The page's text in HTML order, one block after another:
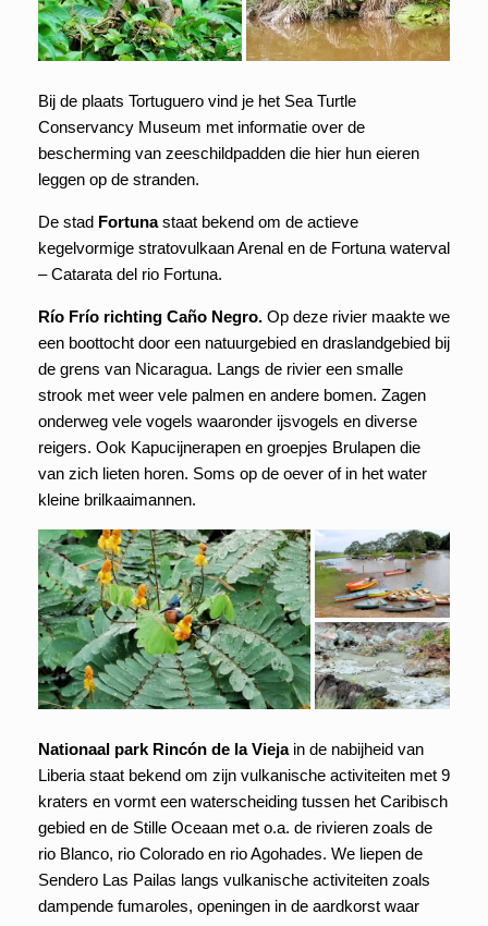
Bij de plaats Tortuguero vind je het Sea Turtle
Conservancy Museum met informatie over de
bescherming van zeeschildpadden die hier hun eieren
leggen op de stranden.
De stad Fortunastaat bekend om de actieve
kegelvormige stratovulkaan Arenal en de Fortuna waterval
– Catarata del rio Fortuna.
Río Frío richting Caño Negro. Op deze rivier maakte we
een boottocht door een natuurgebied en draslandgebied bij
de grens van Nicaragua. Langs de rivier een smalle
strook met weer vele palmen en andere bomen. Zagen
onderweg vele vogels waaronder ijsvogels en diverse
reigers. Ook Kapucijnerapen en groepjes Brulapen die
van zich lieten horen. Soms op de oever of in het water
kleine brilkaaimannen.
Nationaal park Rincón de la Viejain de nabijheid van
Liberia staat bekend om zijn vulkanische activiteiten met 9
kraters en vormt een waterscheiding tussen het Caribisch
gebied en de Stille Oceaan met o.a. de rivieren zoals de
rio Blanco, rio Colorado en rio Agohades. We liepen de
Sendero Las Pailas langs vulkanische activiteiten zoals
dampende fumaroles, openingen in de aardkorst waar